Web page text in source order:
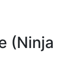
(Ninja